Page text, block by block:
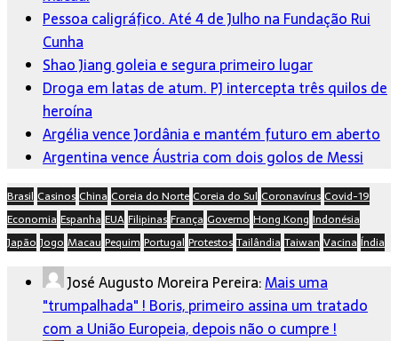
Pessoa caligráfico. Até 4 de Julho na Fundação Rui
Cunha
Shao Jiang goleia e segura primeiro lugar
Droga em latas de atum. PJ intercepta três quilos de
heroína
Argélia vence Jordânia e mantém futuro em aberto
Argentina vence Áustria com dois golos de Messi
Brasil Casinos China Coreia do Norte Coreia do Sul Coronavírus Covid-19
Economia Espanha EUA Filipinas França Governo Hong Kong Indonésia
Japão Jogo Macau Pequim Portugal Protestos Tailândia Taiwan Vacina Índia
José Augusto Moreira Pereira:Mais uma
"trumpalhada" ! Boris, primeiro assina um tratado
com a União Europeia, depois não o cumpre !